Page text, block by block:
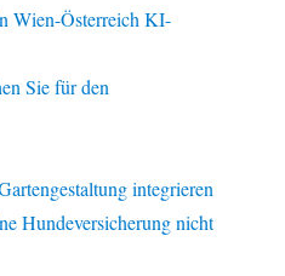
Wien-Österreich KI-
Sie für den
integrieren
Hundeversicherung nicht